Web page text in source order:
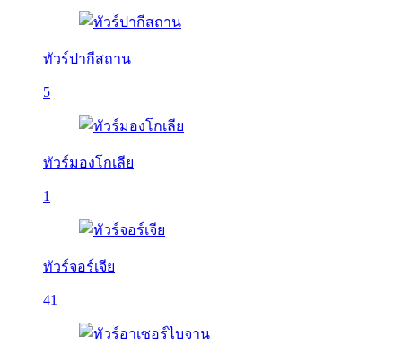
ทัวร์ปากีสถาน
5
ทัวร์มองโกเลีย
1
ทัวร์จอร์เจีย
41